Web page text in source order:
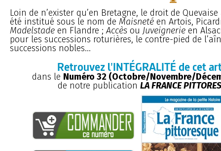
Loin de n’exister qu’en Bretagne, le droit de
été institué sous le nom de Maisneté en Artois,
Madelstade en Flandre ;Accès ou Juveignerie en
pour les successions roturières, le contre-pied de
successions nobles...
Retrouvez l'INTÉGRALITÉ de cet
dans le Numéro 32 (Octobre/Novembre/
de notre publication LA FRANCE